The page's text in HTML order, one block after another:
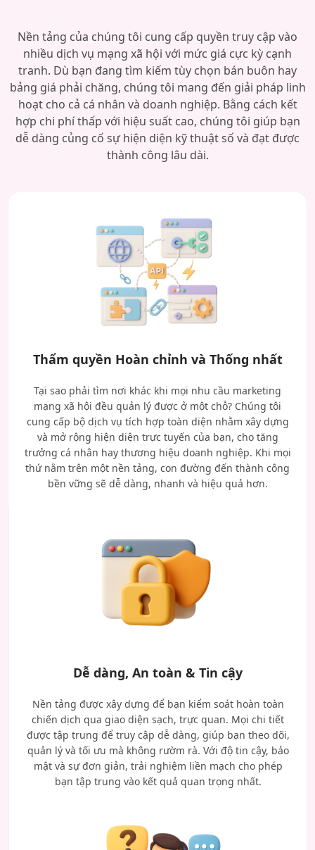
Nền tảng của chúng tôi cung cấp quyền truy cập vào
nhiều dịch vụ mạng xã hội với mức giá cực kỳ cạnh
tranh. Dù bạn đang tìm kiếm tùy chọn bán buôn hay
bảng giá phải chăng, chúng tôi mang đến giải pháp linh
hoạt cho cả cá nhân và doanh nghiệp. Bằng cách kết
hợp chi phí thấp với hiệu suất cao, chúng tôi giúp bạn
dễ dàng củng cố sự hiện diện kỹ thuật số và đạt được
thành công lâu dài.
Thẩm quyền Hoàn chỉnh và Thống nhất
Tại sao phải tìm nơi khác khi mọi nhu cầu marketing
mạng xã hội đều quản lý được ở một chỗ? Chúng tôi
cung cấp bộ dịch vụ tích hợp toàn diện nhằm xây dựng
và mở rộng hiện diện trực tuyến của bạn, cho tăng
trưởng cá nhân hay thương hiệu doanh nghiệp. Khi mọi
thứ nằm trên một nền tảng, con đường đến thành công
bền vững sẽ dễ dàng, nhanh và hiệu quả hơn.
Dễ dàng, An toàn & Tin cậy
Nền tảng được xây dựng để bạn kiểm soát hoàn toàn
chiến dịch qua giao diện sạch, trực quan. Mọi chi tiết
được tập trung để truy cập dễ dàng, giúp bạn theo dõi,
quản lý và tối ưu mà không rườm rà. Với độ tin cậy, bảo
mật và sự đơn giản, trải nghiệm liền mạch cho phép
bạn tập trung vào kết quả quan trọng nhất.